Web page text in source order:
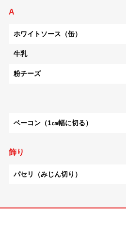
A
ホワイトソース（缶）
牛乳
粉チーズ
ベーコン（1㎝幅に切る）
飾り
パセリ（みじん切り）